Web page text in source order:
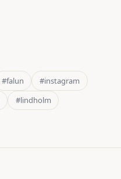
#falun
#instagram
#lindholm